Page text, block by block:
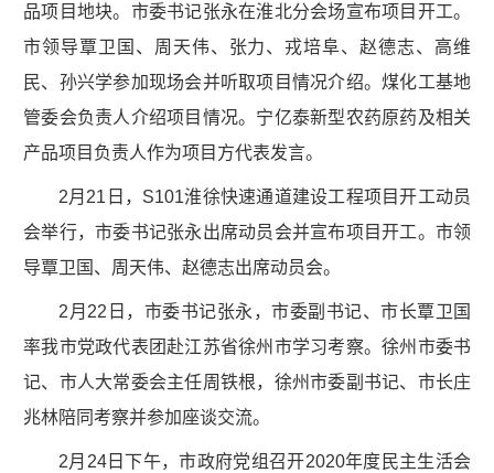
品项目地块。市委书记张永在淮北分会场宣布项目开工。
市领导覃卫国、周天伟、张力、戎培阜、赵德志、高维
民、孙兴学参加现场会并听取项目情况介绍。煤化工基地
管委会负责人介绍项目情况。宁亿泰新型农药原药及相关
产品项目负责人作为项目方代表发言。
2月21日，S101淮徐快速通道建设工程项目开工动员
会举行，市委书记张永出席动员会并宣布项目开工。市领
导覃卫国、周天伟、赵德志出席动员会。
2月22日，市委书记张永，市委副书记、市长覃卫国
率我市党政代表团赴江苏省徐州市学习考察。徐州市委书
记、市人大常委会主任周铁根，徐州市委副书记、市长庄
兆林陪同考察并参加座谈交流。
2月24日下午，市政府党组召开2020年度民主生活会